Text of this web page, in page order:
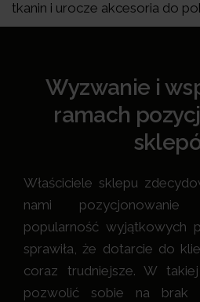
tkanin i urocze akcesoria do
Wyzwanie i
ramach
Właściciele sklepu
nami pozycjonowanie
popularność wyjątkowych
sprawiła, że dotarcie do
coraz trudniejsze. W
pozwolić sobie na brak